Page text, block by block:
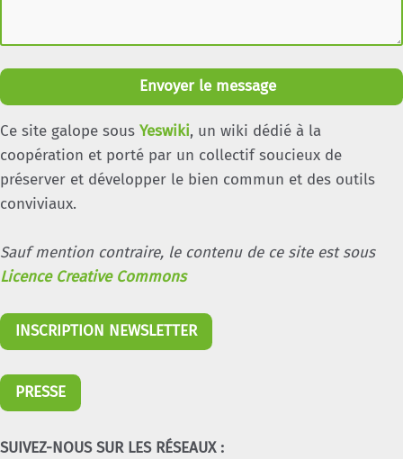
Envoyer le message
Ce site galope sous Yeswiki, un wiki dédié à la
coopération et porté par un collectif soucieux de
préserver et développer le bien commun et des outils
conviviaux.
Sauf mention contraire, le contenu de ce site est sous
Licence Creative Commons
INSCRIPTION NEWSLETTER
PRESSE
SUIVEZ-NOUS SUR LES RÉSEAUX :